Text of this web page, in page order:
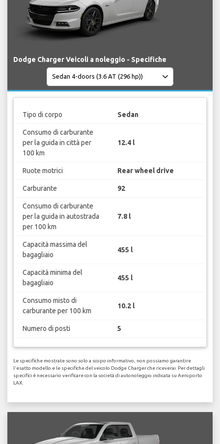
Dodge Charger Veicoli a noleggio - Specifiche
Tipo di corpo Sedan
Consumo di carburante
per la guida in città per
100 km
12.4 l
Ruote motrici Rear wheel drive
Carburante 92
Consumo di carburante
per la guida in autostrada
per 100 km
7.8 l
Capacità massima del
bagagliaio
455 l
Capacità minima del
bagagliaio
455 l
Consumo misto di
carburante per 100 km
10.2 l
Numero di posti 5
Le specifiche mostrate sono solo a scopo informativo, non possiamo garantire
l'esatto modello e le specifiche del veicolo Dodge Charger che riceverai. Per dettagli
specifici è necessario verificare con la società di autonoleggio indicata su Aeroporto
LAX.